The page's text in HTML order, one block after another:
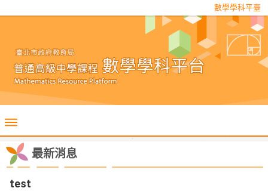
數學學科平臺
最新消息
test